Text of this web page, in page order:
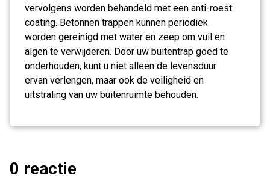
vervolgens worden behandeld met een anti-roest
coating. Betonnen trappen kunnen periodiek
worden gereinigd met water en zeep om vuil en
algen te verwijderen. Door uw buitentrap goed te
onderhouden, kunt u niet alleen de levensduur
ervan verlengen, maar ook de veiligheid en
uitstraling van uw buitenruimte behouden.
0 reactie